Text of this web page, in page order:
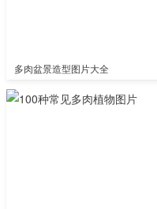
多肉盆景造型图片大全